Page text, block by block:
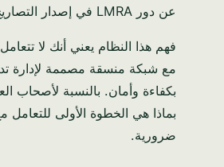
عن دور LMRA في إصدار التصاريح.
فهم هذا النظام يعني أنك لا
مع شبكة منسقة مصممة لإدارة
بكفاءة وأمان. بالنسبة لأصحاب
بماذا هي الخطوة الأولى
ضرورية.